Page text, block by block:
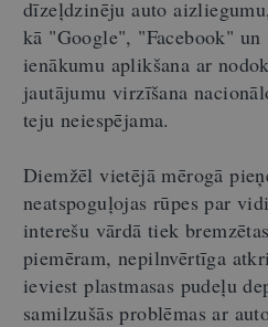
dīzeļdzinēju auto
kā "Google", "Facebook"
ienākumu aplikšana ar
jautājumu virzīšana
teju neiespējama.
Diemžēl vietējā mērogā
neatspoguļojas rūpes par
interešu vārdā tiek
piemēram, nepilnvērtīga
ieviest plastmasas pudeļu
samilzušās problēmas ar